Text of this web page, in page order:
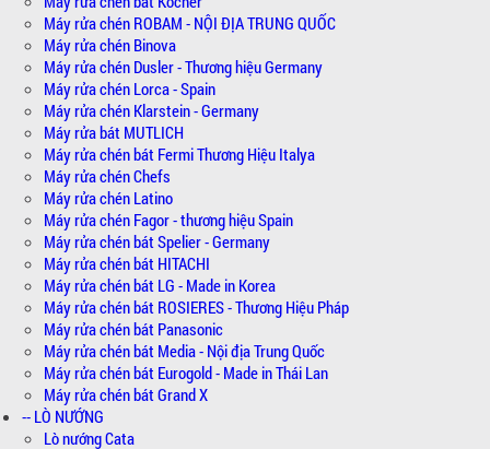
Máy rửa chén ROBAM - NỘI ĐỊA TRUNG QUỐC
Máy rửa chén Binova
Máy rửa chén Dusler - Thương hiệu Germany
Máy rửa chén Lorca - Spain
Máy rửa chén Klarstein - Germany
Máy rửa bát MUTLICH
Máy rửa chén bát Fermi Thương Hiệu Italya
Máy rửa chén Chefs
Máy rửa chén Latino
Máy rửa chén Fagor - thương hiệu Spain
Máy rửa chén bát Spelier - Germany
Máy rửa chén bát HITACHI
Máy rửa chén bát LG - Made in Korea
Máy rửa chén bát ROSIERES - Thương Hiệu Pháp
Máy rửa chén bát Panasonic
Máy rửa chén bát Media - Nội địa Trung Quốc
Máy rửa chén bát Eurogold - Made in Thái Lan
Máy rửa chén bát Grand X
-- LÒ NƯỚNG
Lò nướng Cata